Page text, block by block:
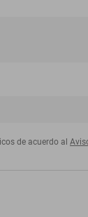
de acuerdo al